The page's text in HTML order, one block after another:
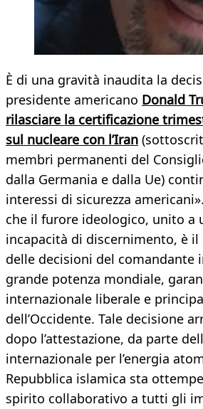
È di una gravità inaudita la
presidente americano Donald
rilasciare la certificazione
sul nucleare con l’Iran
membri permanenti del
dalla Germania e dalla Ue)
interessi di sicurezza
che il furore ideologico, unito a
incapacità di discernimento, è
delle decisioni del comandante
grande potenza mondiale,
internazionale liberale e
dell’Occidente. Tale decisione
dopo l’attestazione, da parte
internazionale per l’energia
Repubblica islamica sta
spirito collaborativo a tutti gli